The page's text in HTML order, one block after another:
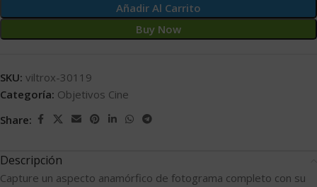
Añadir Al Carrito
Buy Now
SKU: viltrox-30119
Categoría: Objetivos Cine
Share:
Descripción
Capture un aspecto anamórfico de fotograma completo con su